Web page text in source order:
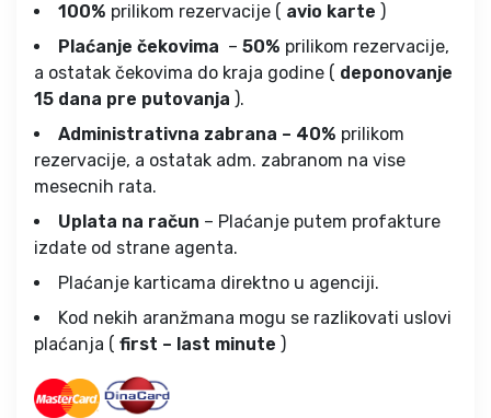
100% prilikom rezervacije ( avio karte )
Plaćanje čekovima – 50% prilikom rezervacije,
a ostatak čekovima do kraja godine ( deponovanje
15 dana pre putovanja ).
Administrativna zabrana – 40% prilikom
rezervacije, a ostatak adm. zabranom na vise
mesecnih rata.
Uplata na račun – Plaćanje putem profakture
izdate od strane agenta.
Plaćanje karticama direktno u agenciji.
Kod nekih aranžmana mogu se razlikovati uslovi
plaćanja ( first – last minute )